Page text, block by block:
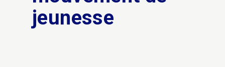
jeunesse